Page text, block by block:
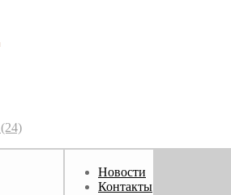
(24)
Новости
Контакты